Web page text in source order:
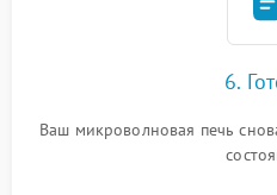
6.
Ваш микроволновая печь